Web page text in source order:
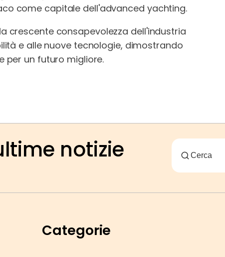
come capitale dell'advanced yachting.
crescente consapevolezza dell'industria
e alle nuove tecnologie, dimostrando
per un futuro migliore.
notizie
Categorie